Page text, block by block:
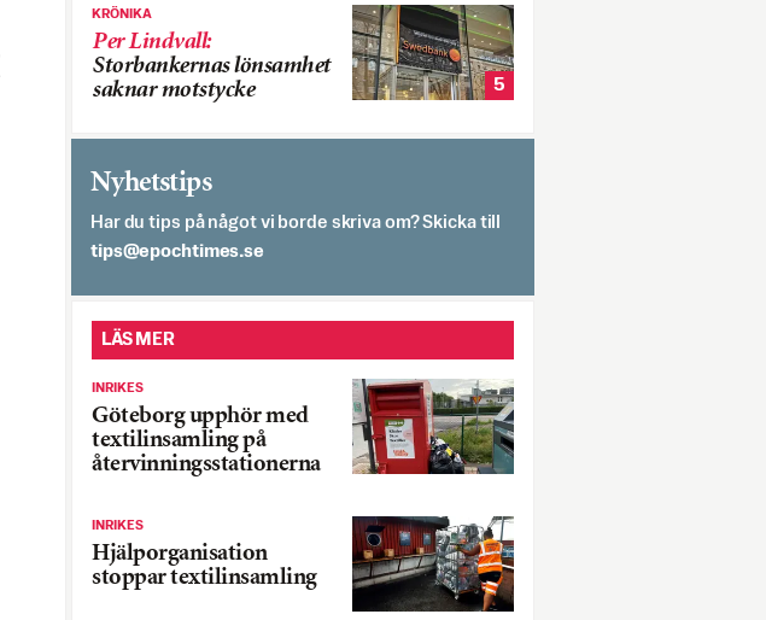
KRÖNIKA
Per Lindvall:
Storbankernas lönsamhet
saknar motstycke
5
Nyhetstips
Har du tips på något vi borde skriva om? Skicka till
es.semithcope@spit
LÄS MER
INRIKES
Göteborg upphör med
textilinsamling på
återvinningsstationerna
INRIKES
Hjälporganisation
stoppar textilinsamling